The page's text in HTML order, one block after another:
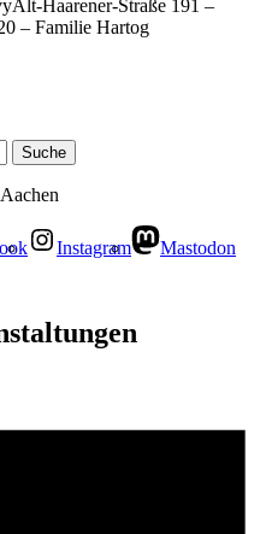
Haarener-Straße 191 –
– Familie Hartog
Instagram
Mastodon